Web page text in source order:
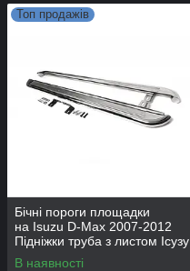
Топ продажів
Бічні пороги площадки
на Isuzu D-Max 2007-2012
Підніжки труба з листом Ісузу
Д-Макс D60 Нерж
В наявності